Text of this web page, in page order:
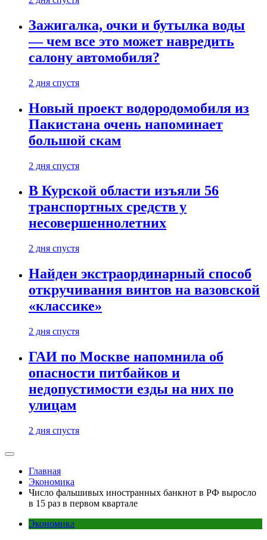
Зажигалка, очки и бутылка воды
— чем все это может навредить
салону автомобиля?
2 дня спустя
Новый проект водородомобиля из
Пакистана очень напоминает
большой скам
2 дня спустя
В Курской области изъяли 56
транспортных средств у
несовершеннолетних
2 дня спустя
Найден экстраординарный способ
откручивания винтов на вазовской
«классике»
2 дня спустя
ГАИ по Москве напомнила об
опасности питбайков и
недопустимости езды на них по
улицам
2 дня спустя
Главная
Экономика
Число фальшивых иностранных банкнот в РФ выросло
в 15 раз в первом квартале
Экономика